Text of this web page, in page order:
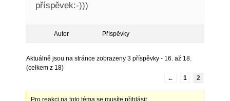
příspěvek:-)))
Autor Příspěvky
Aktuálně jsou na stránce zobrazeny 3 příspěvky - 16. až 18.
(celkem z 18)
←
1 2
Pro reakci na toto téma se musíte přihlásit.